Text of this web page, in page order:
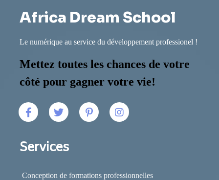
Africa Dream School
Le numérique au service du développement professionel !
Mettez toutes les chances de votre
côté pour gagner votre vie!
Services
Conception de formations professionnelles